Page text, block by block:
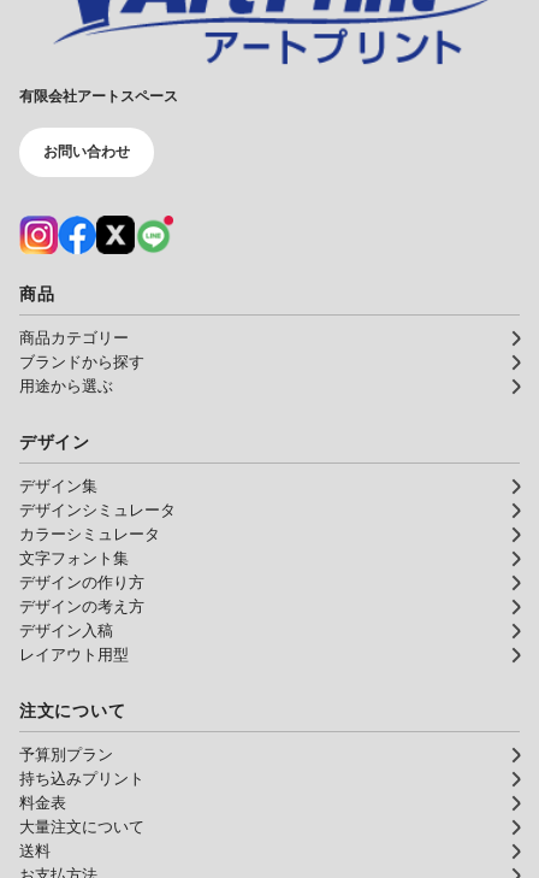
有限会社アートスペース
お問い合わせ
商品
商品カテゴリー
ブランドから探す
用途から選ぶ
デザイン
デザイン集
デザインシミュレータ
カラーシミュレータ
文字フォント集
デザインの作り方
デザインの考え方
デザイン入稿
レイアウト用型
注文について
予算別プラン
持ち込みプリント
料金表
大量注文について
送料